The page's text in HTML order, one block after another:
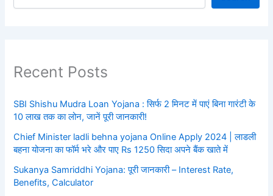
Recent Posts
SBI Shishu Mudra Loan Yojana : सिर्फ 2 मिनट में पाएं बिना गारंटी के
10 लाख तक का लोन, जानें पूरी जानकारी!
Chief Minister ladli behna yojana Online Apply 2024 | लाडली
बहना योजना का फॉर्म भरे और पाए Rs 1250 सिदा अपने बैंक खाते में
Sukanya Samriddhi Yojana: पूरी जानकारी – Interest Rate,
Benefits, Calculator